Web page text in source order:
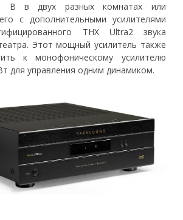
B в двух разных комнатах или
с дополнительными усилителями
THX Ultra2 звука
Этот мощный усилитель также
к монофоническому усилителю
для управления одним динамиком.